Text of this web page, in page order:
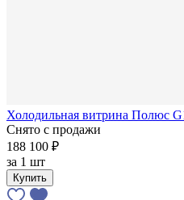
Холодильная витрина Полюс
Снято с продажи
188 100 ₽
за 1 шт
Купить